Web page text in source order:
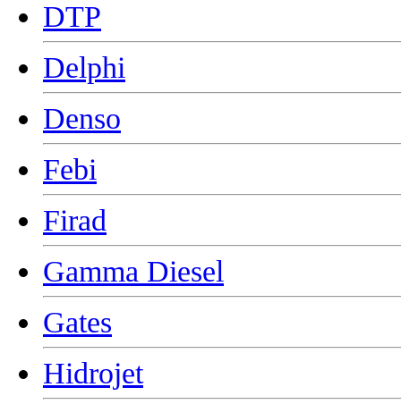
DTP
Delphi
Denso
Febi
Firad
Gamma Diesel
Gates
Hidrojet